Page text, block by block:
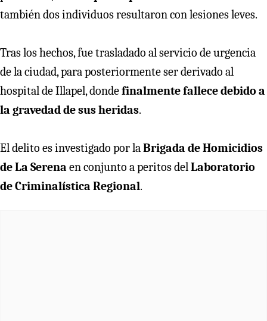
también dos individuos resultaron con lesiones leves.
Tras los hechos, fue trasladado al servicio de urgencia
de la ciudad, para posteriormente ser derivado al
hospital de Illapel, dondefinalmente fallece debido a
la gravedad de sus heridas.
El delito es investigado por laBrigada de Homicidios
de La Serena en conjunto a peritos delLaboratorio
de Criminalística Regional.